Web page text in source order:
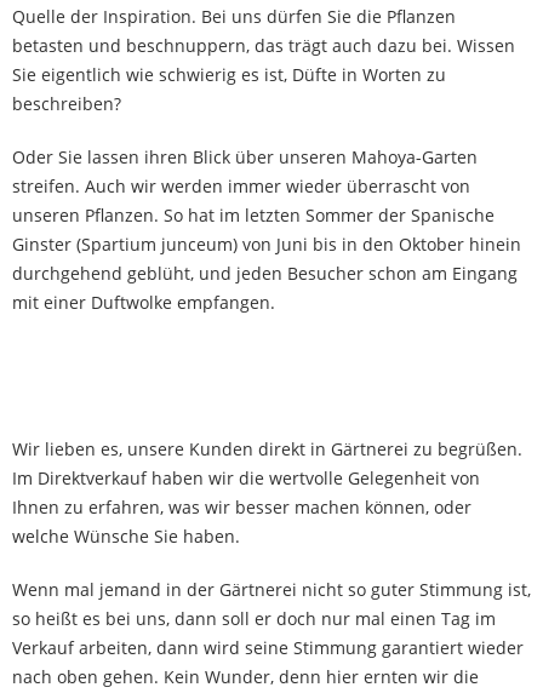
Quelle der Inspiration. Bei uns dürfen Sie die Pflanzen
betasten und beschnuppern, das trägt auch dazu bei. Wissen
Sie eigentlich wie schwierig es ist, Düfte in Worten zu
beschreiben?
Oder Sie lassen ihren Blick über unseren Mahoya-Garten
streifen. Auch wir werden immer wieder überrascht von
unseren Pflanzen. So hat im letzten Sommer der Spanische
Ginster (Spartium junceum) von Juni bis in den Oktober hinein
durchgehend geblüht, und jeden Besucher schon am Eingang
mit einer Duftwolke empfangen.
Wir lieben es, unsere Kunden direkt in Gärtnerei zu begrüßen.
Im Direktverkauf haben wir die wertvolle Gelegenheit von
Ihnen zu erfahren, was wir besser machen können, oder
welche Wünsche Sie haben.
Wenn mal jemand in der Gärtnerei nicht so guter Stimmung ist,
so heißt es bei uns, dann soll er doch nur mal einen Tag im
Verkauf arbeiten, dann wird seine Stimmung garantiert wieder
nach oben gehen. Kein Wunder, denn hier ernten wir die